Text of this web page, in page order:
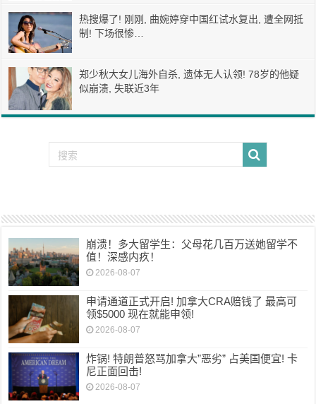
热搜爆了! 刚刚, 曲婉婷穿中国红试水复出, 遭全网抵
制! 下场很惨…
郑少秋大女儿海外自杀, 遗体无人认领! 78岁的他疑
似崩溃, 失联近3年
崩溃！多大留学生：父母花几百万送她留学不
值！深感内疚！
2026-08-07
申请通道正式开启! 加拿大CRA赔钱了 最高可
领$5000 现在就能申领!
2026-08-07
炸锅! 特朗普怒骂加拿大”恶劣” 占美国便宜! 卡
尼正面回击!
2026-08-07